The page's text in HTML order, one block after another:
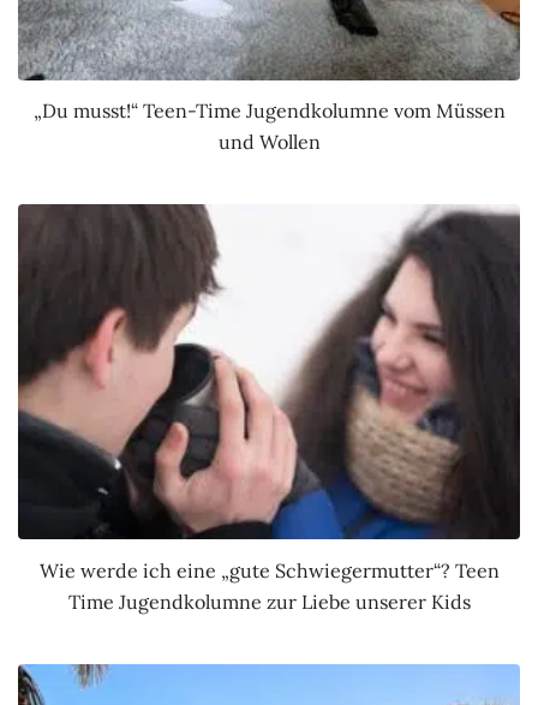
„Du musst!“ Teen-Time Jugendkolumne vom Müssen
und Wollen
Wie werde ich eine „gute Schwiegermutter“? Teen
Time Jugendkolumne zur Liebe unserer Kids